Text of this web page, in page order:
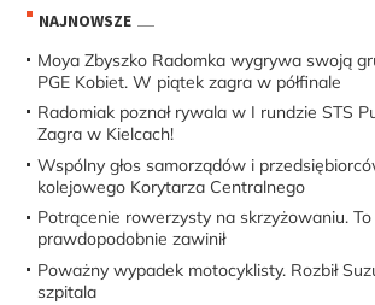
NAJNOWSZE
Moya Zbyszko Radomka wygrywa swoją
PGE Kobiet. W piątek zagra w półfinale
Radomiak poznał rywala w I rundzie STS
Zagra w Kielcach!
Wspólny głos samorządów i
kolejowego Korytarza Centralnego
Potrącenie rowerzysty na skrzyżowaniu.
prawdopodobnie zawinił
Poważny wypadek motocyklisty. Rozbił
szpitala